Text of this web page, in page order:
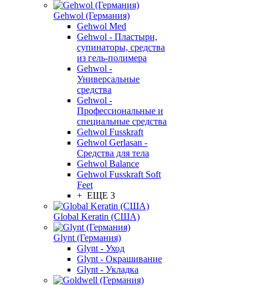
Gehwol (Германия)
Gehwol Med
Gehwol - Пластыри,
супинаторы, средства
из гель-полимера
Gehwol -
Универсальные
средства
Gehwol -
Профессиональные и
специальные средства
Gehwol Fusskraft
Gehwol Gerlasan -
Средства для тела
Gehwol Balance
Gehwol Fusskraft Soft
Feet
+ ЕЩЕ 3
Global Keratin (США)
Glynt (Германия)
Glynt - Уход
Glynt - Окрашивание
Glynt - Укладка